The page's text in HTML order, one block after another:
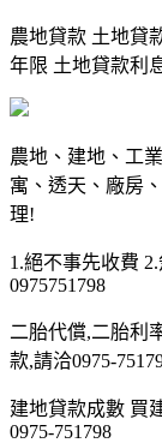
農地貸款 土地貸
年限 土地貸款利
農地、建地、工
寓、透天、廠房
理!
1.絕不事先收費
0975751798
二胎代償,二胎利
款,請洽0975-
建地貸款成數 買
0975-751798